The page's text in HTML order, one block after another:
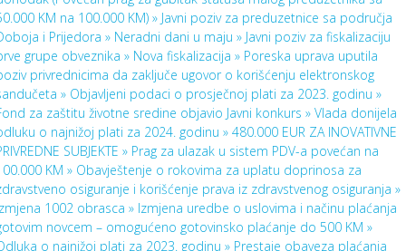
KM na 100.000 KM) » Javni poziv za preduzetnice sa područja
i Prijedora » Neradni dani u maju » Javni poziv za fiskalizaciju
grupe obveznika » Nova fiskalizacija » Poreska uprava uputila
privrednicima da zaključe ugovor o korišćenju elektronskog
» Objavljeni podaci o prosječnoj plati za 2023. godinu »
za zaštitu životne sredine objavio Javni konkurs » Vlada donijela
o najnižoj plati za 2024. godinu » 480.000 EUR ZA INOVATIVNE
SUBJEKTE » Prag za ulazak u sistem PDV-a povećan na
KM » Obavještenje o rokovima za uplatu doprinosa za
osiguranje i korišćenje prava iz zdravstvenog osiguranja »
1002 obrasca » Izmjena uredbe o uslovima i načinu plaćanja
novcem – omogućeno gotovinsko plaćanje do 500 KM »
o najnižoj plati za 2023. godinu » Prestaje obaveza plaćanja